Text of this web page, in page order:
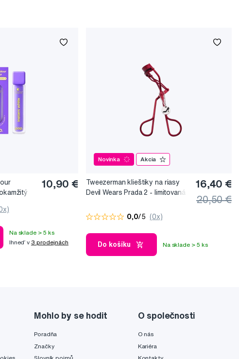
10,90 €
Na sklade > 5 ks
Ihneď v 3 prodejnách
Novinka Akcia
Tweezerman klieštiky na riasy
Devil Wears Prada 2 - limitovaná
16,40 €
20,50 €
0,0/5 (0x)
Do košíku Na sklade > 5 ks
Mohlo by se hodit
Poradňa
Značky
Slovník pojmů
O společnosti
O nás
Kariéra
Kontakty